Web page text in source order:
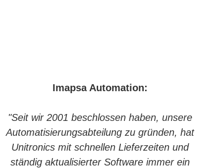
Imapsa Automation:
"Seit wir 2001 beschlossen haben, unsere
Automatisierungsabteilung zu gründen, hat
Unitronics mit schnellen Lieferzeiten und
ständig aktualisierter Software immer ein